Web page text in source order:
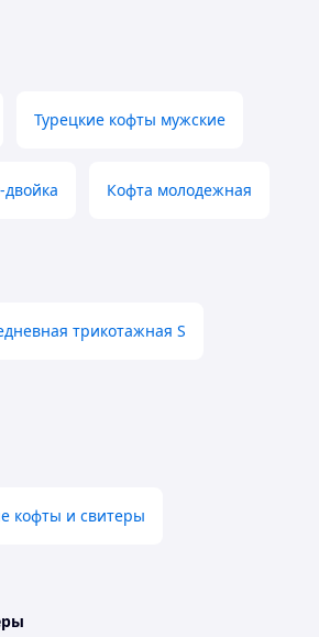
Турецкие кофты мужские
Кофта молодежная
трикотажная S
кофты и свитеры